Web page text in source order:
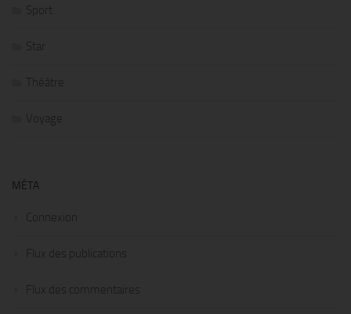
Sport
Star
Théâtre
Voyage
MÉTA
Connexion
Flux des publications
Flux des commentaires